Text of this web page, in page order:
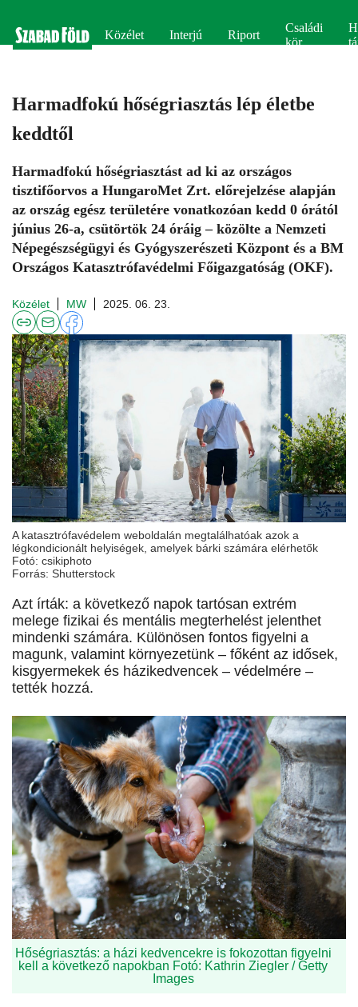
Közélet Interjú Riport
Családi
kör
Harmadfokú hőségriasztás lép életbe
keddtől
Harmadfokú hőségriasztást ad ki az országos
tisztifőorvos a HungaroMet Zrt. előrejelzése alapján
az ország egész területére vonatkozóan kedd 0 órától
június 26-a, csütörtök 24 óráig – közölte a Nemzeti
Népegészségügyi és Gyógyszerészeti Központ és a BM
Országos Katasztrófavédelmi Főigazgatóság (OKF).
Közélet MW 2025. 06. 23.
A katasztrófavédelem weboldalán megtalálhatóak azok a
légkondicionált helyiségek, amelyek bárki számára elérhetők
Fotó: csikiphoto
Forrás: Shutterstock
Azt írták: a következő napok tartósan extrém
melege fizikai és mentális megterhelést jelenthet
mindenki számára. Különösen fontos figyelni a
magunk, valamint környezetünk – főként az idősek,
kisgyermekek és házikedvencek – védelmére –
tették hozzá.
Hőségriasztás: a házi kedvencekre is fokozottan figyelni
kell a következő napokban Fotó: Kathrin Ziegler / Getty
Images